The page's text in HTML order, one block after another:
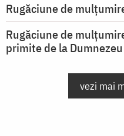
Rugăciune de
Rugăciune de
primite de la Dumnezeu
vezi mai